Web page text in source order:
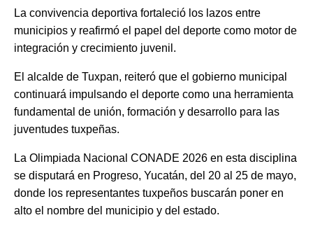
La convivencia deportiva fortaleció los lazos entre
municipios y reafirmó el papel del deporte como motor de
integración y crecimiento juvenil.
El alcalde de Tuxpan, reiteró que el gobierno municipal
continuará impulsando el deporte como una herramienta
fundamental de unión, formación y desarrollo para las
juventudes tuxpeñas.
La Olimpiada Nacional CONADE 2026 en esta disciplina
se disputará en Progreso, Yucatán, del 20 al 25 de mayo,
donde los representantes tuxpeños buscarán poner en
alto el nombre del municipio y del estado.